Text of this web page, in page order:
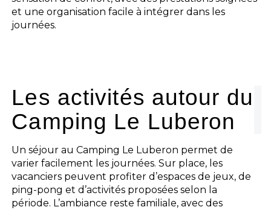
et une organisation facile à intégrer dans les
journées.
Les activités autour du
Camping Le Luberon
Un séjour au Camping Le Luberon permet de
varier facilement les journées. Sur place, les
vacanciers peuvent profiter d’espaces de jeux, de
ping-pong et d’activités proposées selon la
période. L’ambiance reste familiale, avec des